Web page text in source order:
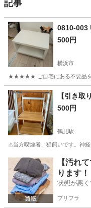
記事
0810-003
500円
横浜市
★★★★★ ご自宅にある不要品を是
神奈川 横浜市 収納家具
【引き取
500円
鶴見駅
⚠️当方喫煙者、猫飼いです。神
神奈川 横浜市 鶴見駅
【汚れ
ります！
状態が悪
プリフラ